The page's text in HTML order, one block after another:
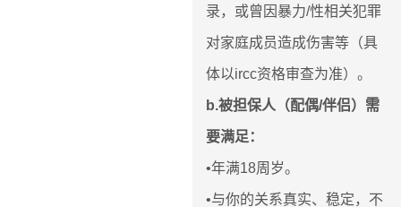
录，或曾因暴力/性相关犯罪
对家庭成员造成伤害等（具
体以ircc资格审查为准）。
b.被担保人（配偶/伴侣）需
要满足：
•年满18周岁。
•与你的关系真实、稳定，不